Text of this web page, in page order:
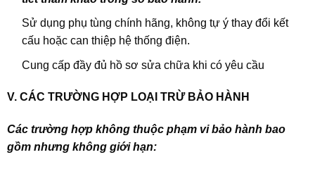
Sử dụng phụ tùng chính hãng, không tự ý thay đổi kết
cấu hoặc can thiệp hệ thống điện.
Cung cấp đầy đủ hồ sơ sửa chữa khi có yêu cầu
V. CÁC TRƯỜNG HỢP LOẠI TRỪ BẢO HÀNH
Các trường hợp không thuộc phạm vi bảo hành bao
gồm nhưng không giới hạn: